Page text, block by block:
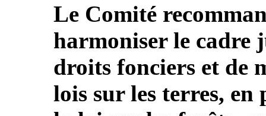
Le Comité
harmoniser le cadre
droits fonciers et de
lois sur les terres,